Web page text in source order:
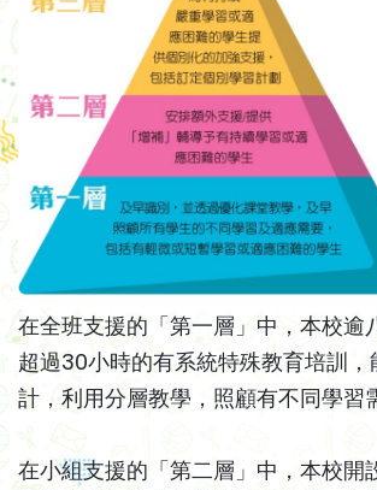
在全班支援的「第一層」中，本校逾
超過30小時的有系統特殊教育培訓
計，利用分層教學，照顧有不同學習
在小組支援的「第二層」中，本校開